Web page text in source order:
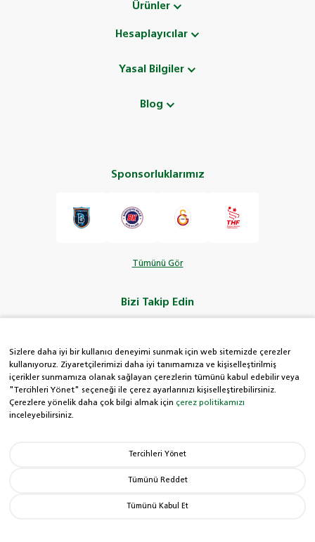
Ürünler
Hesaplayıcılar
Yasal Bilgiler
Blog
Sponsorluklarımız
Tümünü Gör
Aranmayan Paralar
Bizi Takip Edin
HDI Kolay Hat
Sizlere daha iyi bir kullanıcı deneyimi sunmak için web sitemizde çerezler
kullanıyoruz. Ziyaretçilerimizi daha iyi tanımamıza ve kişiselleştirilmiş
içerikler sunmamıza olanak sağlayan çerezlerin tümünü kabul edebilir veya
"Tercihleri Yönet" seçeneği ile çerez ayarlarınızı kişiselleştirebilirsiniz.
Çerezlere yönelik daha çok bilgi almak içinçerez politikamızı
inceleyebilirsiniz.
Tercihleri Yönet
Tümünü Reddet
Tümünü Kabul Et